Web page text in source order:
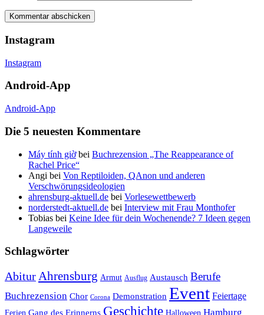
Instagram
Instagram
Android-App
Android-App
Die 5 neuesten Kommentare
Máy tính giờbei Buchrezension „The Reappearance of
Rachel Price“
Angi bei Von Reptiloiden, QAnon und anderen
Verschwörungsideologien
ahrensburg-aktuell.de bei Vorlesewettbewerb
norderstedt-aktuell.de bei Interview mit Frau Monthofer
Tobias bei Keine Idee für dein Wochenende? 7 Ideen gegen
Langeweile
Schlagwörter
AbiturAhrensburg Armut Ausflug Austausch Berufe
Buchrezension Chor Corona Demonstration Event Feiertage
Ferien Gang des Erinnerns Geschichte Halloween Hamburg